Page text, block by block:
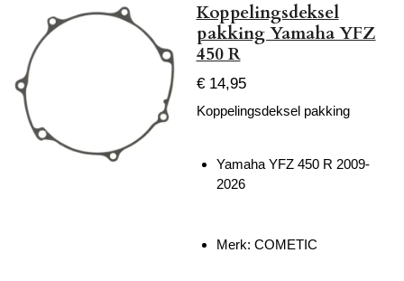
Koppelingsdeksel
pakking Yamaha YFZ
450 R
€ 14,95
Koppelingsdeksel pakking
Yamaha YFZ 450 R 2009-
2026
Merk: COMETIC